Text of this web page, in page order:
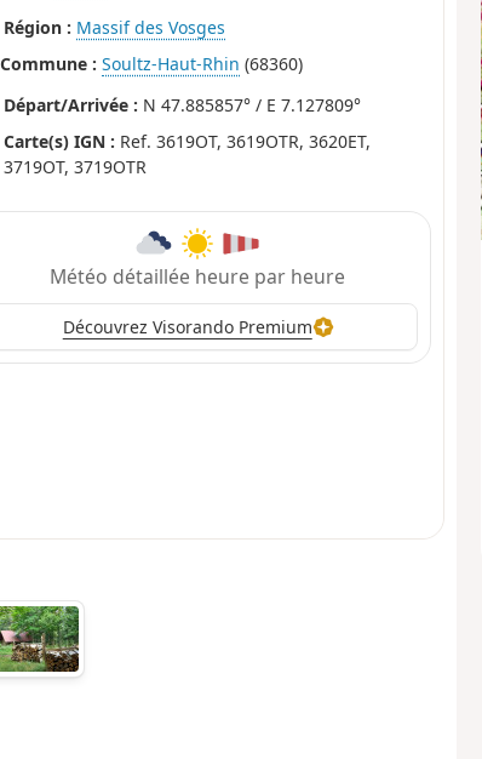
Région : Massif des Vosges
Commune : Soultz-Haut-Rhin (68360)
Départ/Arrivée : N 47.885857° / E 7.127809°
Carte(s) IGN : Ref. 3619OT, 3619OTR, 3620ET,
3719OT, 3719OTR
Météo détaillée heure par heure
Découvrez Visorando Premium